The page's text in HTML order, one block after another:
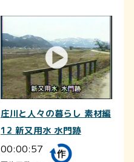
庄川と人々の暮らし 素材編
12 新又用水 水門跡
00:00:57